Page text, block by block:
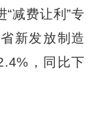
减费让利”专
新发放制造
，同比下